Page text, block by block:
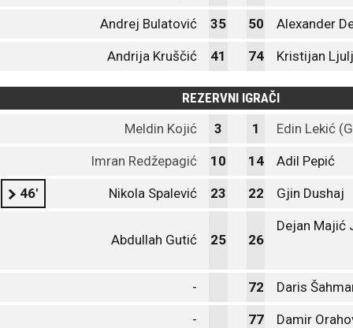
Andrej Bulatović 35 50 Alexander
Andrija Kruščić 41 74 Kristijan
REZERVNI IGRAČI
Meldin Kojić
3 1 Edin Lekić
Imran Redžepagić 10 14 Adil Pepić
46' Nikola Spalević 23 22 Gjin Dushaj
Abdullah Gutić 25 26
Dejan Majić
- 72 Daris
- 77 Damir